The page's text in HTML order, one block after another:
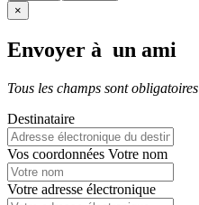
×
Envoyer à un ami
Tous les champs sont obligatoires
Destinataire
Vos coordonnées Votre nom
Votre adresse électronique